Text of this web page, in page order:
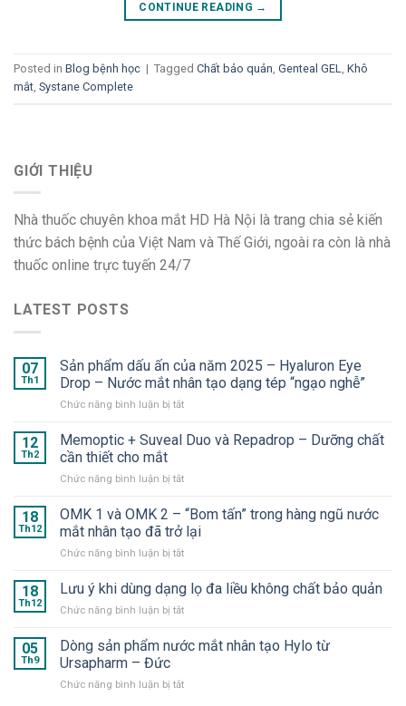
CONTINUE READING →
Posted in Blog bệnh học | Tagged Chất bảo quản, Genteal GEL, Khô
mắt, Systane Complete
GIỚI THIỆU
Nhà thuốc chuyên khoa mắt HD Hà Nội là trang chia sẻ kiến
thức bách bệnh của Việt Nam và Thế Giới, ngoài ra còn là nhà
thuốc online trực tuyến 24/7
LATEST POSTS
07
Th1
Sản phẩm dấu ấn của năm 2025 – Hyaluron Eye
Drop – Nước mắt nhân tạo dạng tép “ngạo nghễ”
Chức năng bình luận bị tắtở
phẩm
của
2025
–
Hyaluron
Eye
–
tạo
tép
12
Th2
Memoptic + Suveal Duo và Repadrop – Dưỡng chất
cần thiết cho mắt
Chức năng bình luận bị tắtở
+
Suveal
Duo
và
–
chất
thiết
18
Th12
OMK 1 và OMK 2 – “Bom tấn” trong hàng ngũ nước
mắt nhân tạo đã trở lại
Chức năng bình luận bị tắtở
1
và
OMK
–
trong
18
Th12
Lưu ý khi dùng dạng lọ đa liều không chất bảo quản
Chức năng bình luận bị tắtở
ý
khi
dạng
05
Th9
Dòng sản phẩm nước mắt nhân tạo Hylo từ
Ursapharm – Đức
Chức năng bình luận bị tắtở